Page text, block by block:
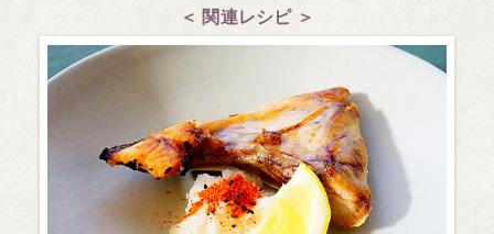
＜ 関連レシピ ＞